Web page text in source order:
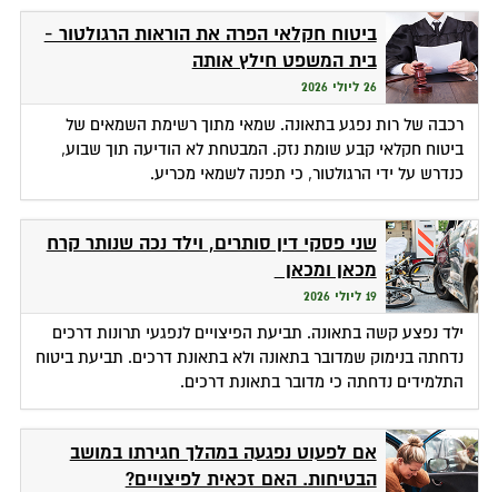
ביטוח חקלאי הפרה את הוראות הרגולטור -
בית המשפט חילץ אותה
26 ליולי 2026
רכבה של רות נפגע בתאונה. שמאי מתוך רשימת השמאים של
ביטוח חקלאי קבע שומת נזק. המבטחת לא הודיעה תוך שבוע,
כנדרש על ידי הרגולטור, כי תפנה לשמאי מכריע.
שני פסקי דין סותרים, וילד נכה שנותר קרח
מכאן ומכאן
19 ליולי 2026
ילד נפצע קשה בתאונה. תביעת הפיצויים לנפגעי תרונות דרכים
נדחתה בנימוק שמדובר בתאונה ולא בתאונת דרכים. תביעת ביטוח
התלמידים נדחתה כי מדובר בתאונת דרכים.
אם לפעוט נפגעה במהלך חגירתו במושב
הבטיחות. האם זכאית לפיצויים?